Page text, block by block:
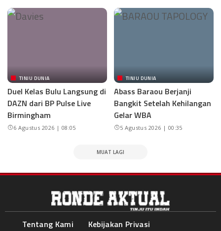
TINJU DUNIA
Duel Kelas Bulu Langsung di
DAZN dari BP Pulse Live
Birmingham
6 Agustus 2026 | 08:05
TINJU DUNIA
Abass Baraou Berjanji
Bangkit Setelah Kehilangan
Gelar WBA
5 Agustus 2026 | 00:35
MUAT LAGI
Tentang Kami
Kebijakan Privasi